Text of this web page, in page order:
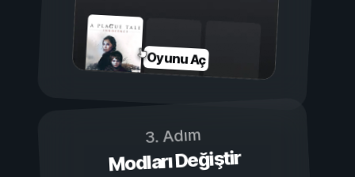
Oyunu Aç
3. Adım
Modları Değiştir